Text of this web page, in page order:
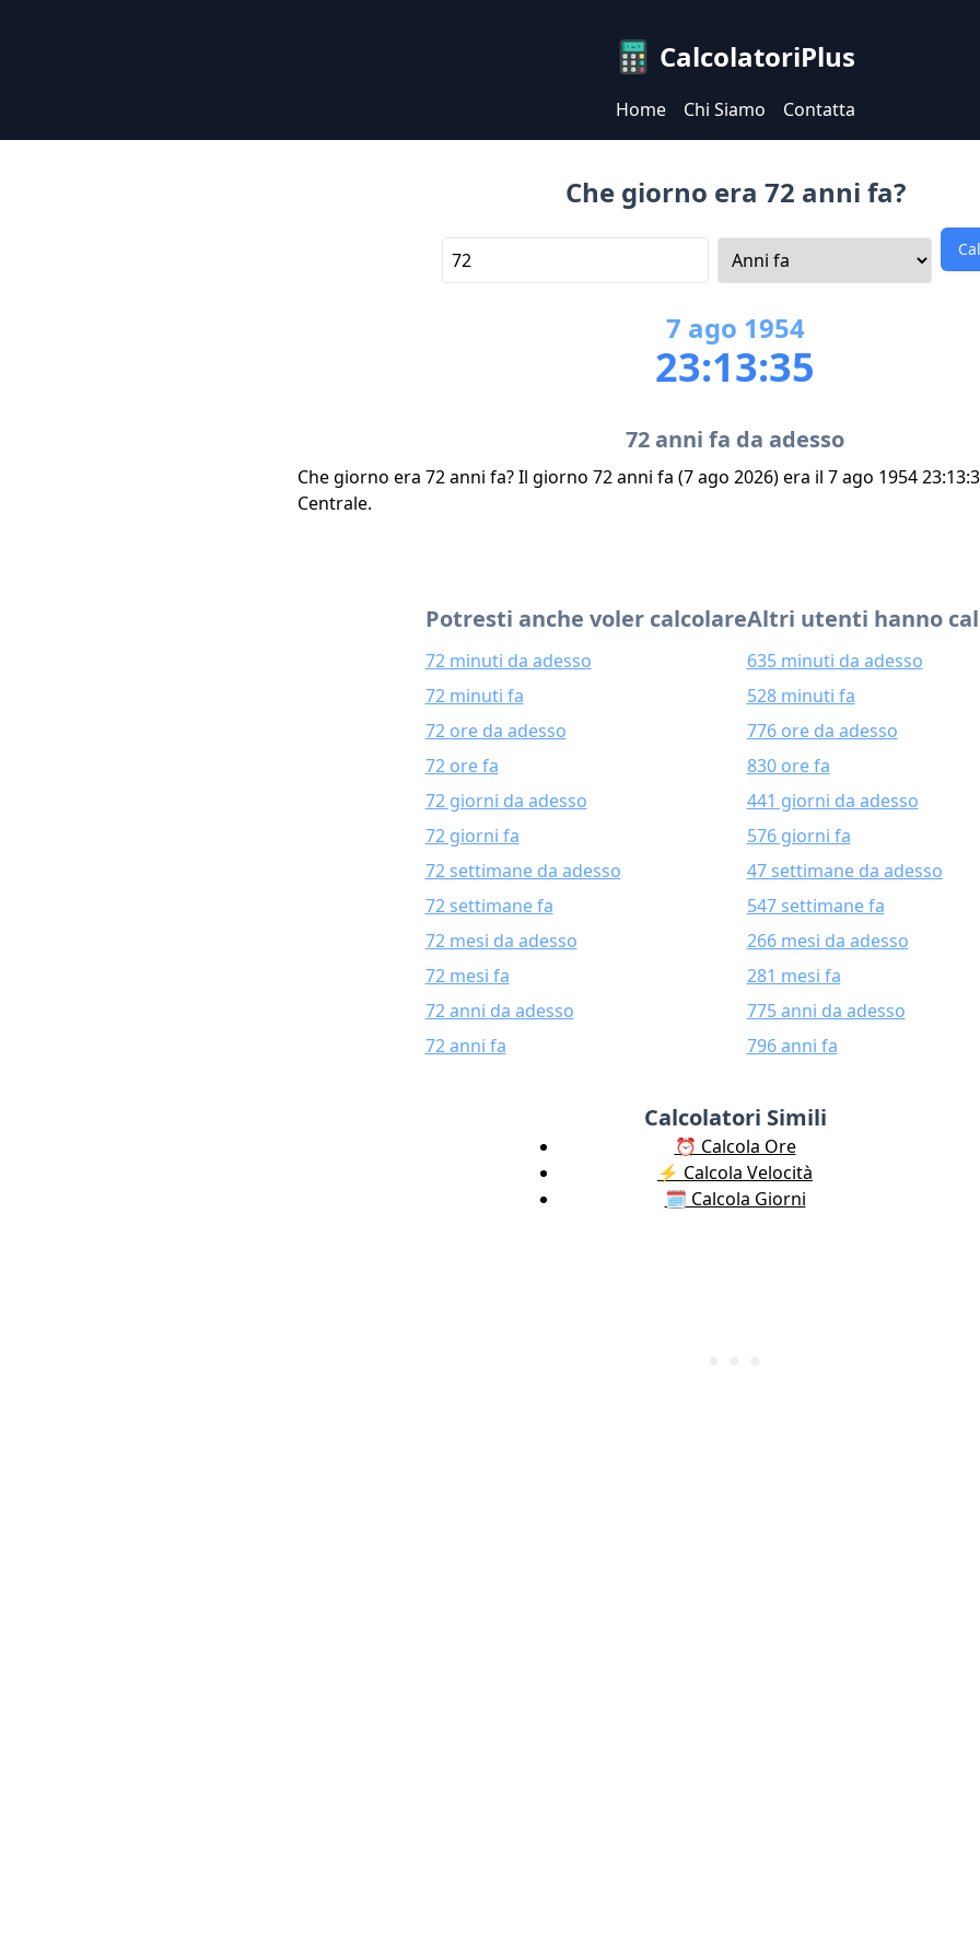
CalcolatoriPlus
Home Chi Siamo Contatta
Che giorno era 72 anni fa?
7 ago 1954
23:13:35
72 anni fa da adesso
Che giorno era 72 anni fa? Il giorno 72 anni fa (7 ago 2026) era il 7 ago 1954
Centrale.
Potresti anche voler calcolare
72 minuti da adesso
72 minuti fa
72 ore da adesso
72 ore fa
72 giorni da adesso
72 giorni fa
72 settimane da adesso
72 settimane fa
72 mesi da adesso
72 mesi fa
72 anni da adesso
72 anni fa
Altri utenti hanno
635 minuti da adesso
528 minuti fa
776 ore da adesso
830 ore fa
441 giorni da adesso
576 giorni fa
47 settimane da adesso
547 settimane fa
266 mesi da adesso
281 mesi fa
775 anni da adesso
796 anni fa
Calcolatori Simili
⏰ Calcola Ore
⚡️ Calcola Velocità
🗓️ Calcola Giorni